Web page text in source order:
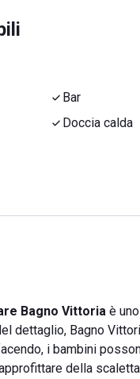
Bar
Doccia calda
Bagno Vittoria è
dettaglio, Bagno
i bambini
della